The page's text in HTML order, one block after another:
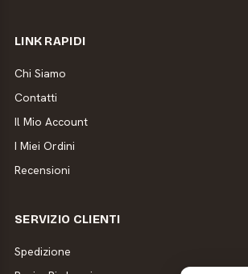
LINK RAPIDI
Chi Siamo
Contatti
Il Mio Account
I Miei Ordini
Recensioni
SERVIZIO CLIENTI
Spedizione